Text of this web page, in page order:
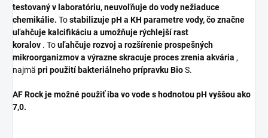
testovaný v laboratóriu, neuvoľňuje do vody nežiaduce
chemikálie. Tostabilizuje pH a KH parametre vody, čo značne
uľahčuje kalcifikáciu a umožňuje rýchlejší rast
koralov . Touľahčuje rozvoj a rozšírenie prospešných
mikroorganizmov a výrazne skracuje proces zrenia akvária ,
najmä pri použití bakteriálneho prípravku BioS.
AF Rock je možné použiť iba vo vode s hodnotou pH vyššou ako
7,0.